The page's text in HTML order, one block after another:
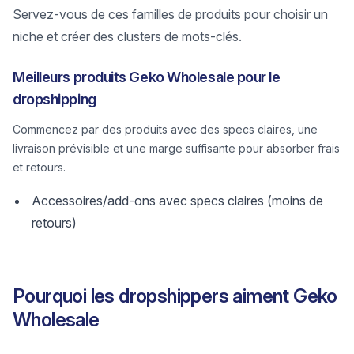
Servez-vous de ces familles de produits pour choisir un
niche et créer des clusters de mots-clés.
Meilleurs produits Geko Wholesale pour le
dropshipping
Commencez par des produits avec des specs claires, une
livraison prévisible et une marge suffisante pour absorber frais
et retours.
Accessoires/add-ons avec specs claires (moins de
retours)
Pourquoi les dropshippers aiment Geko
Wholesale